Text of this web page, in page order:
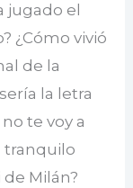
jugado el
¿Cómo vivió
de la
la letra
te voy a
tranquilo
Milán?